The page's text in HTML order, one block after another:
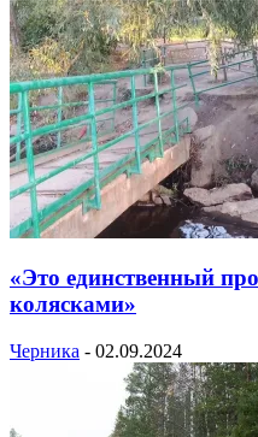
«Это единственный
колясками»
Черника - 02.09.2024